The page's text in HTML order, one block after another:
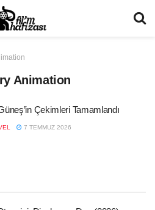
Animation
Çekimleri Tamamlandı
7 TEMMUZ 2026